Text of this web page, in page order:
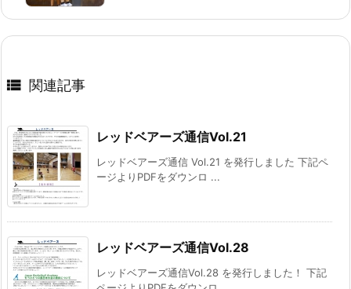
 関連記事
レッドベアーズ通信Vol.21
レッドベアーズ通信 Vol.21 を発行しました 下記ペ
ージよりPDFをダウンロ ...
レッドベアーズ通信Vol.28
レッドベアーズ通信Vol.28 を発行しました！ 下記